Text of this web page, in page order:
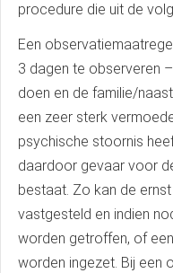
procedure die uit de
Een
3 dagen te observeren
doen en de familie/
een zeer sterk
psychische stoornis
daardoor gevaar voor
bestaat. Zo kan de
vastgesteld en indien
worden getroffen, of
worden ingezet. Bij een